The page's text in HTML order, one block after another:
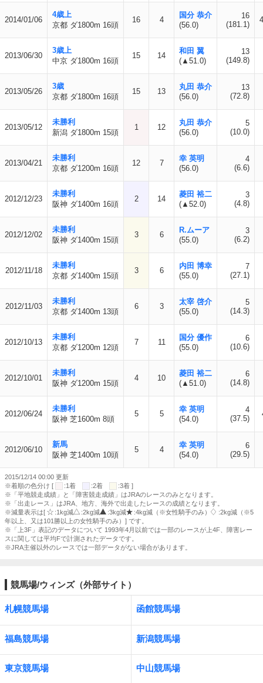
2014/01/06
4歳上
京都 ダ1800m 16頭
16 4
国分 恭介
(56.0)
16
(181.1)
2013/06/30
3歳上
中京 ダ1800m 16頭
15 14
和田 翼
(▲51.0)
13
(149.8)
2013/05/26
3歳
京都 ダ1800m 16頭
15 13
丸田 恭介
(56.0)
13
(72.8)
2013/05/12
未勝利
新潟 ダ1800m 15頭
1 12
丸田 恭介
(56.0)
5
(10.0)
2013/04/21
未勝利
京都 ダ1200m 16頭
12 7
幸 英明
(56.0)
4
(6.6)
2012/12/23
未勝利
阪神 ダ1400m 16頭
2 14
菱田 裕二
(▲52.0)
3
(4.8)
2012/12/02
未勝利
阪神 ダ1400m 15頭
3 6
R.ムーア
(55.0)
3
(6.2)
2012/11/18
未勝利
京都 ダ1400m 15頭
3 6
内田 博幸
(55.0)
7
(27.1)
2012/11/03
未勝利
京都 ダ1400m 13頭
6 3
太宰 啓介
(55.0)
5
(14.3)
2012/10/13
未勝利
京都 ダ1200m 12頭
7 11
国分 優作
(55.0)
6
(10.6)
2012/10/01
未勝利
阪神 ダ1200m 15頭
4 10
菱田 裕二
(▲51.0)
6
(14.8)
2012/06/24
未勝利
阪神 芝1600m 8頭
5 5
幸 英明
(54.0)
4
(37.5)
2012/06/10
新馬
阪神 芝1400m 10頭
5 4
幸 英明
(54.0)
6
(29.5)
2015/12/14 00:00 更新
※着順の色分け [
:1着 :2着
:3着 ]
※「平地競走成績」と「障害競走成績」はJRAのレースのみとなります。
※「出走レース」はJRA、地方、海外で出走したレースの成績となります。
※減量表示は[
:1kg減 :2kg減 :3kg減 :4kg減（※女性騎手のみ）
:2kg減（※5
年以上、又は101勝以上の女性騎手のみ）] です。
※「上3F」表記のデータについて 1993年4月以前では一部のレースが上4F、障害レー
スに関しては平均Fで計測されたデータです。
※JRA主催以外のレースでは一部データがない場合があります。
競馬場/ウィンズ（外部サイト）
札幌競馬場 函館競馬場
福島競馬場 新潟競馬場
東京競馬場 中山競馬場